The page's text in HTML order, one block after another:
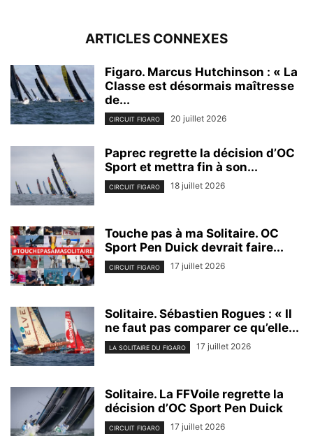
ARTICLES CONNEXES
Figaro. Marcus Hutchinson : « La
Classe est désormais maîtresse
de...
CIRCUIT FIGARO 20 juillet 2026
Paprec regrette la décision d’OC
Sport et mettra fin à son...
CIRCUIT FIGARO 18 juillet 2026
Touche pas à ma Solitaire. OC
Sport Pen Duick devrait faire...
CIRCUIT FIGARO 17 juillet 2026
Solitaire. Sébastien Rogues : « Il
ne faut pas comparer ce qu’elle...
LA SOLITAIRE DU FIGARO 17 juillet 2026
Solitaire. La FFVoile regrette la
décision d’OC Sport Pen Duick
CIRCUIT FIGARO 17 juillet 2026